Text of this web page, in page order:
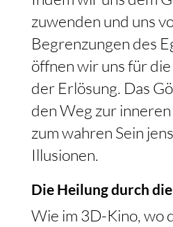
zuwenden und uns
Begrenzungen des
öffnen wir uns für
der Erlösung. Das
den Weg zur
zum wahren Sein
Illusionen.
Die Heilung durch
Wie im 3D-Kino, wo